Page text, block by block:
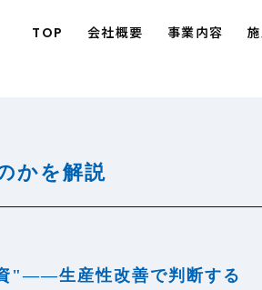
TOP 会社概要 事業内容
かを解説
"——生産性改善で判断する